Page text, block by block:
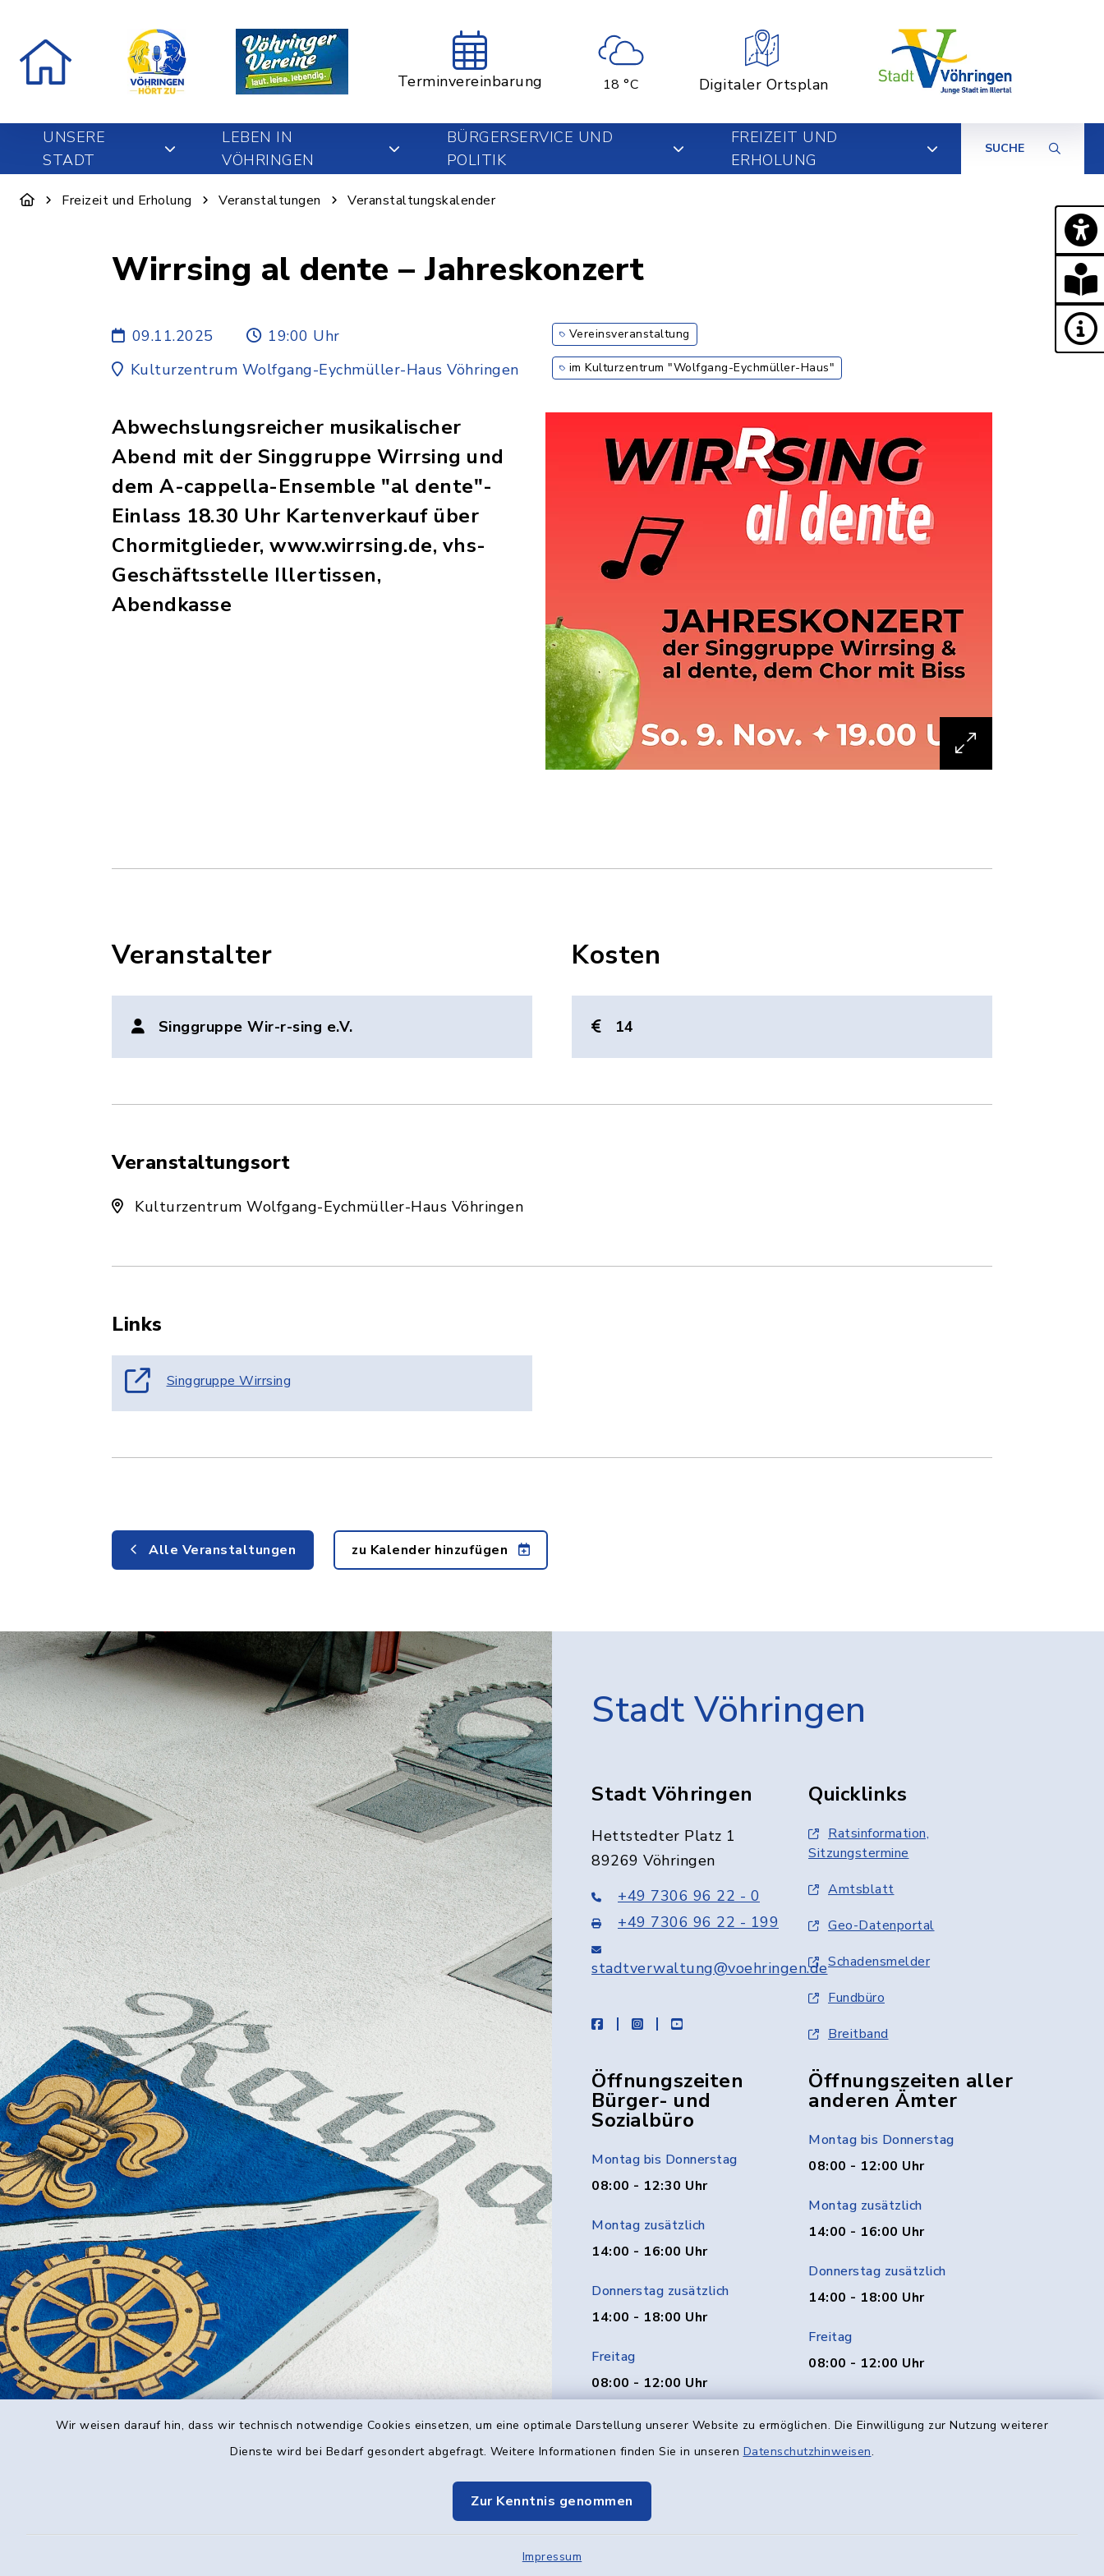
Wir weisen darauf hin, dass wir technisch notwendige Cookies einsetzen, um eine optimale Darstellung unserer Website zu ermöglichen. Die Einwilligung zur Nutzung weiterer
Dienste wird bei Bedarf gesondert abgefragt. Weitere Informationen finden Sie in unseren Datenschutzhinweisen.
Zur Kenntnis genommen
Impressum
Terminvereinbarung 18 °C Digitaler Ortsplan
UNSERE
STADT
LEBEN IN
VÖHRINGEN
BÜRGERSERVICE UND
POLITIK
FREIZEIT UND
ERHOLUNG
SUCHE
Freizeit und Erholung Veranstaltungen Veranstaltungskalender
Wirrsing al dente – Jahreskonzert
09.11.2025
19:00 Uhr
Kulturzentrum Wolfgang-Eychmüller-Haus Vöhringen
Vereinsveranstaltung
im Kulturzentrum "Wolfgang-Eychmüller-Haus"
Abwechslungsreicher musikalischer
Abend mit der Singgruppe Wirrsing und
dem A-cappella-Ensemble "al dente"-
Einlass 18.30 Uhr Kartenverkauf über
Chormitglieder, www.wirrsing.de, vhs-
Geschäftsstelle Illertissen,
Abendkasse
Veranstalter
Singgruppe Wir-r-sing e.V.
Kosten
14
Veranstaltungsort
Kulturzentrum Wolfgang-Eychmüller-Haus Vöhringen
Links
Singgruppe Wirrsing
Alle Veranstaltungen zu Kalender hinzufügen
Stadt Vöhringen
Stadt Vöhringen
Hettstedter Platz 1
89269 Vöhringen
+49 7306 96 22 - 0
+49 7306 96 22 - 199
stadtverwaltung@voehringen.de
facebookinstagramyoutube
Quicklinks
Ratsinformation,
Sitzungstermine
Amtsblatt
Geo-Datenportal
Schadensmelder
Fundbüro
Breitband
Öffnungszeiten
Bürger- und
Sozialbüro
Montag bis Donnerstag
08:00 - 12:30 Uhr
Montag zusätzlich
14:00 - 16:00 Uhr
Donnerstag zusätzlich
14:00 - 18:00 Uhr
Freitag
08:00 - 12:00 Uhr
Öffnungszeiten aller
anderen Ämter
Montag bis Donnerstag
08:00 - 12:00 Uhr
Montag zusätzlich
14:00 - 16:00 Uhr
Donnerstag zusätzlich
14:00 - 18:00 Uhr
Freitag
08:00 - 12:00 Uhr
Kontakt
Elektronische Kommunikation